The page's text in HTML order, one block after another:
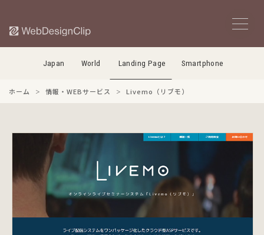
Japan World Landing Page Smartphone
ホーム 情報・WEBサービス Livemo（リブモ）